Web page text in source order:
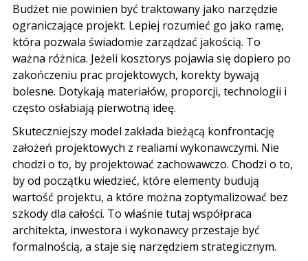
Budżet nie powinien być traktowany jako narzędzie
ograniczające projekt. Lepiej rozumieć go jako ramę,
która pozwala świadomie zarządzać jakością. To
ważna różnica. Jeżeli kosztorys pojawia się dopiero po
zakończeniu prac projektowych, korekty bywają
bolesne. Dotykają materiałów, proporcji, technologii i
często osłabiają pierwotną ideę.
Skuteczniejszy model zakłada bieżącą konfrontację
założeń projektowych z realiami wykonawczymi. Nie
chodzi o to, by projektować zachowawczo. Chodzi o to,
by od początku wiedzieć, które elementy budują
wartość projektu, a które można zoptymalizować bez
szkody dla całości. To właśnie tutaj współpraca
architekta, inwestora i wykonawcy przestaje być
formalnością, a staje się narzędziem strategicznym.